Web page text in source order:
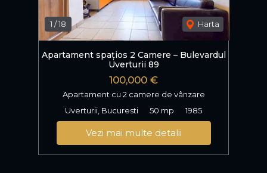
1 /18 Harta
Apartament spațios 2 Camere – Bulevardul
Uverturii 89
100,000 €
Apartament cu 2 camere de vânzare
Uverturii, Bucuresti
50 mp 1985
Vezi mai multe detalii